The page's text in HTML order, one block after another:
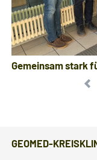
Gemeinsam stark
GEOMED-